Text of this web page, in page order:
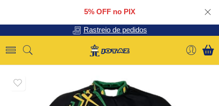
5% OFF no PIX
Rastreio de pedidos